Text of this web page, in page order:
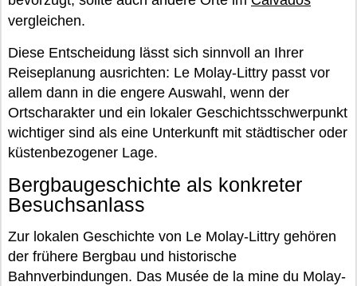
vergleichen.
Diese Entscheidung lässt sich sinnvoll an Ihrer
Reiseplanung ausrichten: Le Molay-Littry passt vor
allem dann in die engere Auswahl, wenn der
Ortscharakter und ein lokaler Geschichtsschwerpunkt
wichtiger sind als eine Unterkunft mit städtischer oder
küstenbezogener Lage.
Bergbaugeschichte als konkreter
Besuchsanlass
Zur lokalen Geschichte von Le Molay-Littry gehören
der frühere Bergbau und historische
Bahnverbindungen. Das Musée de la mine du Molay-